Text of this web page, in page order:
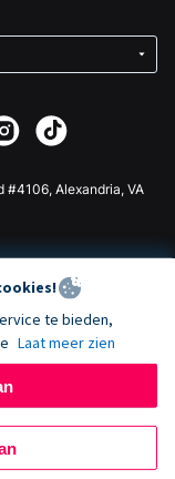
Alexandria, VA
te bieden,
Laat meer zien